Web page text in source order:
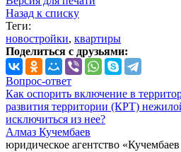
Назад к списку
Теги:
новостройки, квартиры
Поделиться с друзьями:
Вопрос-ответ
Как оспорить включение в
развития территории (КРТ)
исключиться из нее?
Алмаз Кучембаев
юридическое агентство